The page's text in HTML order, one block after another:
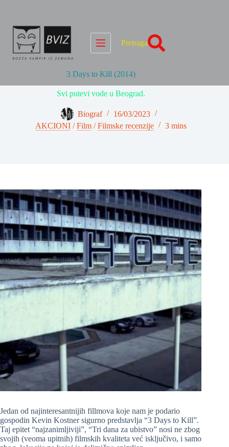
Pretraga
3 Days to Kill (2014)
Svi putevi vode u Beograd.
Biograf
16/03/2023
AKCIONI /Film /Filmske recenzije 3 mins
Jedan od najinteresantnijih fillmova koje nam je podario
gospodin Kevin Kostner sigurno predstavlja “3 Days to Kill”.
Taj epitet “najzanimljiviji”, “Tri dana za ubistvo” nosi ne zbog
svojih (veoma upitnih) filmskih kvaliteta već isključivo, i samo